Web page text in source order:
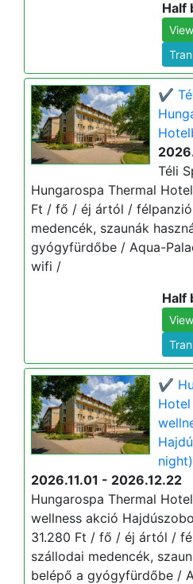
Half
View
✔️
Téli
Hungarospa Thermal
Ft / fő / éj ártól /
medencék, szaunák
gyógyfürdőbe / Aqua-
wifi /
Half
View
✔️
night)
2026.11.01 - 2026.12.22
Hungarospa Thermal
wellness akció
31.280 Ft / fő / éj ártól /
szállodai medencék,
belépő a gyógyfürdőbe /